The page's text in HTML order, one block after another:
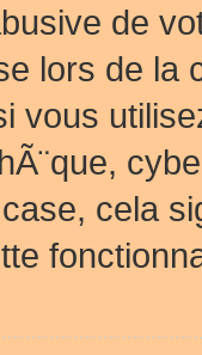
de
lors de
vous
cela